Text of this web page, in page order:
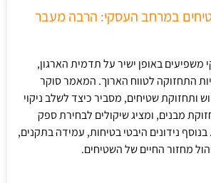
במרחב העסקי: הרבה מעבר
באופן ישיר על תדמית הארגון,
התחזוקה לטווח הארוך. המאמר סוקר
ותחזוקת שטיחים, מסביר כיצד לשלב ניקוי
מבנים, ומציג שיקולים לבחירת ספק
בנוסף נידונים היבטי בטיחות, עמידה בתקנים,
מחזור החיים של השטיחים.